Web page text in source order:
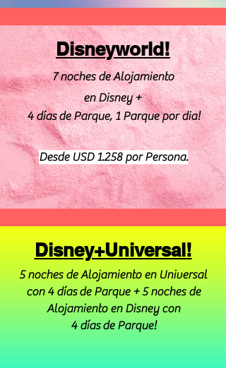
Disneyworld!
7 noches de Alojamiento
en Disney +
4 díasde Parque, 1 Parque por dia!
Desde USD 1.258 por Persona.
Disney+Universal!
5 noches de Alojamiento en Universal
con 4 díasde Parque + 5 noches de
Alojamiento en Disney con
4 díasde Parque!